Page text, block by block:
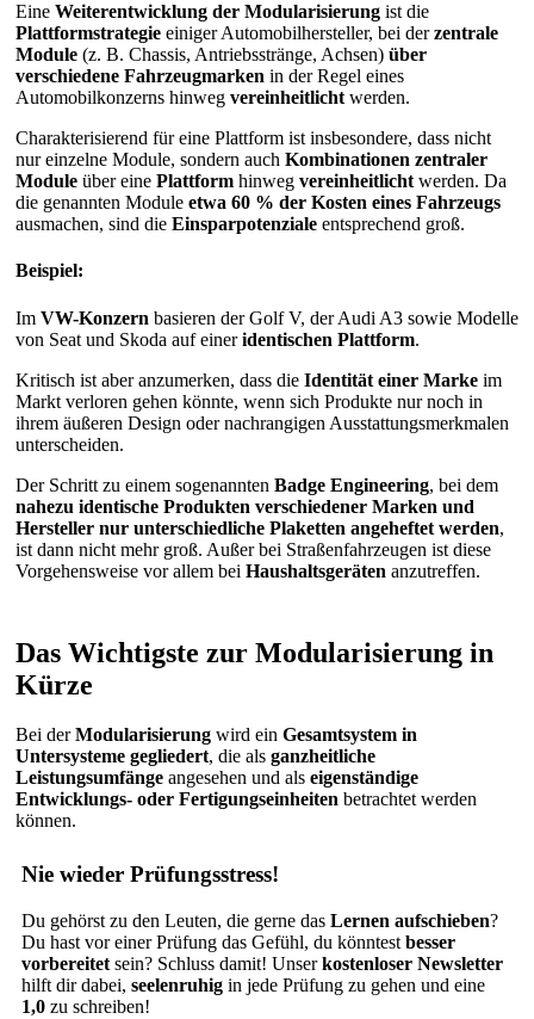
Eine Weiterentwicklung der Modularisierung ist die
Plattformstrategie einiger Automobilhersteller, bei derzentrale
Module (z. B. Chassis, Antriebsstränge, Achsen) über
verschiedene Fahrzeugmarken in der Regel eines
Automobilkonzerns hinweg vereinheitlicht werden.
Charakterisierend für eine Plattform ist insbesondere, dass nicht
nur einzelne Module, sondern auch Kombinationen zentraler
Module über eine Plattform hinweg vereinheitlicht werden. Da
die genannten Module etwa 60 % der Kosten eines Fahrzeugs
ausmachen, sind die Einsparpotenziale entsprechend groß.
Beispiel:
Im VW-Konzern basieren der Golf V, der Audi A3 sowie Modelle
von Seat und Skoda auf eineridentischen Plattform.
Kritisch ist aber anzumerken, dass die Identität einer Marke im
Markt verloren gehen könnte, wenn sich Produkte nur noch in
ihrem äußeren Design oder nachrangigen Ausstattungsmerkmalen
unterscheiden.
Der Schritt zu einem sogenannten Badge Engineering, bei dem
nahezu identische Produkten verschiedener Marken und
Hersteller nur unterschiedliche Plaketten angeheftet werden,
ist dann nicht mehr groß. Außer bei Straßenfahrzeugen ist diese
Vorgehensweise vor allem bei Haushaltsgeräten anzutreffen.
Das Wichtigste zur Modularisierung in
Kürze
Bei derModularisierung wird ein Gesamtsystem in
Untersysteme gegliedert, die als ganzheitliche
Leistungsumfänge angesehen und als eigenständige
Entwicklungs- oder Fertigungseinheiten betrachtet werden
können.
Nie wieder Prüfungsstress!
Du gehörst zu den Leuten, die gerne das Lernen aufschieben?
Du hast vor einer Prüfung das Gefühl, du könntest besser
vorbereitet sein? Schluss damit! Unserkostenloser Newsletter
hilft dir dabei, seelenruhig in jede Prüfung zu gehen und eine
1,0 zu schreiben!